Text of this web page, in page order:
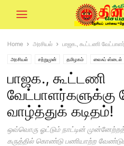
Home அரசியல் பாஜக., கூட்டணி
அரசியல் சற்றுமுன் தமிழகம் லைஃப் ஸ்டைல்
பாஜக., கூட்டணி
வேட்பாளர்களுக்கு
வாழ்த்துக் கடிதம்!
ஒவ்வொரு ஓட்டும் நாட்டின்
கருத்தில் கொண்டு பணியாற்ற